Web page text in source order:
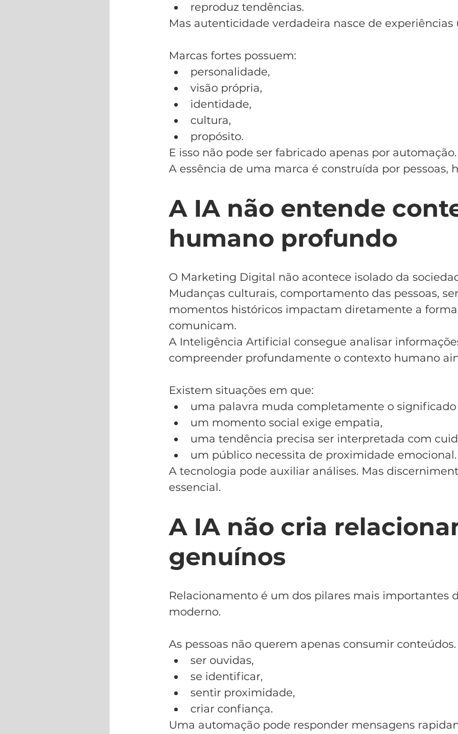
reproduz tendências.
Mas autenticidade verdadeira nasce de experiências
Marcas fortes possuem:
personalidade,
visão própria,
identidade,
cultura,
propósito.
E isso não pode ser fabricado apenas por automação.
A essência de uma marca é construída por pessoas,
A IA não entende
humano profundo
O Marketing Digital não acontece isolado da
Mudanças culturais, comportamento das pessoas,
momentos históricos impactam diretamente a
comunicam.
A Inteligência Artificial consegue analisar
compreender profundamente o contexto humano
Existem situações em que:
uma palavra muda completamente o
um momento social exige empatia,
uma tendência precisa ser interpretada com
um público necessita de proximidade emocional.
A tecnologia pode auxiliar análises. Mas
essencial.
A IA não cria
genuínos
Relacionamento é um dos pilares mais importantes
moderno.
As pessoas não querem apenas consumir
ser ouvidas,
se identificar,
sentir proximidade,
criar confiança.
Uma automação pode responder mensagens